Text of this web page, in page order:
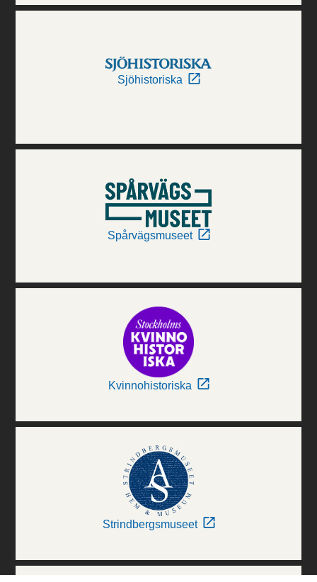
Sjöhistoriska
Spårvägsmuseet
Kvinnohistoriska
Strindbergsmuseet